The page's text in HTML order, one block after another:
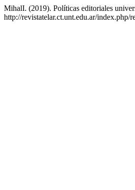
MihalI. (2019). Políticas editoriales
http://revistatelar.ct.unt.edu.ar/index.php/